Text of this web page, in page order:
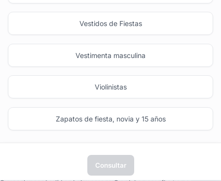
Vestidos de Fiestas
Vestimenta masculina
Violinistas
Zapatos de fiesta, novia y 15 años
Consultar